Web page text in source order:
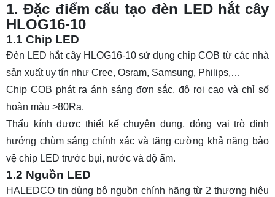
1. Đặc điểm cấu tạo đèn LED hắt cây
HLOG16-10
1.1 Chip LED
Đèn LED hắt cây HLOG16-10 sử dụng chip COB từ các nhà
sản xuất uy tín như Cree, Osram, Samsung, Philips,…
Chip COB phát ra ánh sáng đơn sắc, độ rọi cao và chỉ số
hoàn màu >80Ra.
Thấu kính được thiết kế chuyên dụng, đóng vai trò định
hướng chùm sáng chính xác và tăng cường khả năng bảo
vệ chip LED trước bụi, nước và độ ẩm.
1.2 Nguồn LED
HALEDCO tin dùng bộ nguồn chính hãng từ 2 thương hiệu